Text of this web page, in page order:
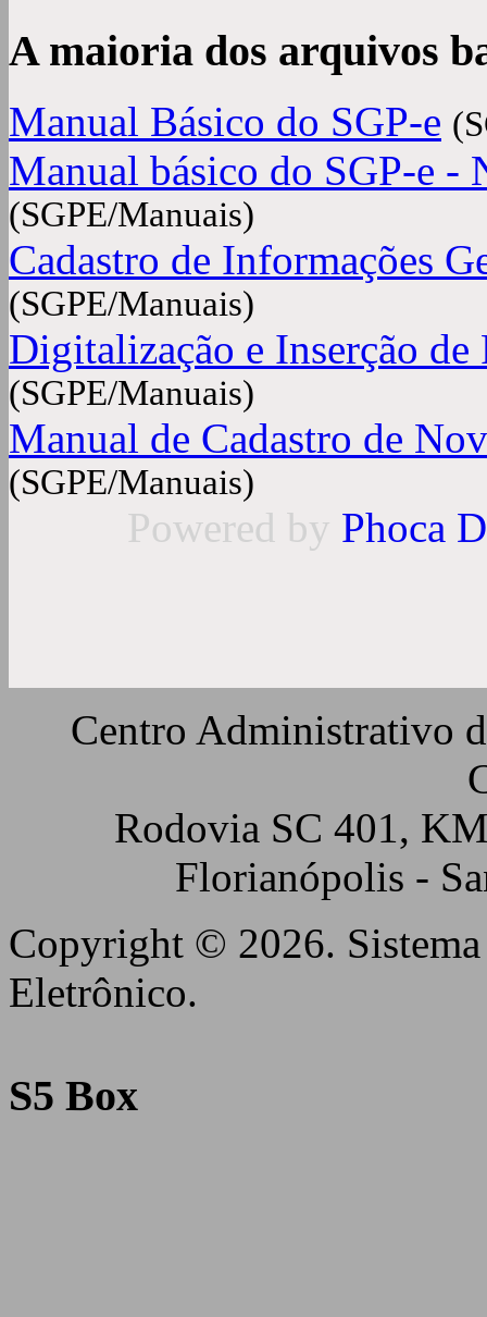
A maioria dos arquivos
Manual Básico do SGP-e
Manual básico do SGP-e -
(SGPE/Manuais)
Cadastro de Informações
(SGPE/Manuais)
Digitalização e Inserção de
(SGPE/Manuais)
Manual de Cadastro de
(SGPE/Manuais)
Powered by Phoca
Centro Administrativo
Rodovia SC 401,
Florianópolis -
Copyright © 2026.
Eletrônico.
S5 Box